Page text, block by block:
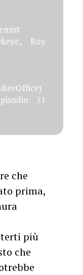
Roy
51
che
prima,
più
che